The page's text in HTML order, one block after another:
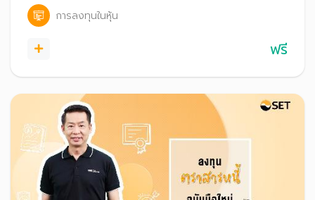
การลงทุนในหุ้น
ฟรี